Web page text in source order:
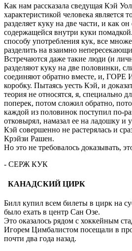
Как нам рассказала сведущая Кэй
характеристикой человека является
разделяет куку на две части, и как он
содержащейся внутри куки
способу употребления кук, все
разделить на взаимно
Встречаются даже такие люди (и
разделяют куку на две половинки,
соединяют обратно вместе, и, ГОРЕ
коробку. Пытаясь уесть Кэй, и
теория не относятся, я, специально
поперек, потом сложил обратно,
каждой из половинок поступил по-
отковырял, намазал ее на ладошку и
Кэй совершенно не растерялась и
Крэйзи Рашен.
Но это не требовалось
- СЕРЖ КУК
КАНАДСКИЙ ЦИРК
Билл купил всем билеты в цирк на
было ехать в центр Сан Озе.
Это оказалось рядом с хоккейным
Игорем Цимбалистом посещали в
почти два года назад.